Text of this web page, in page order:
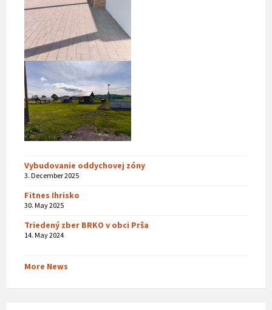
Vybudovanie oddychovej zóny
3. December 2025
Fitnes Ihrisko
30. May 2025
Triedený zber BRKO v obci Prša
14. May 2024
More News